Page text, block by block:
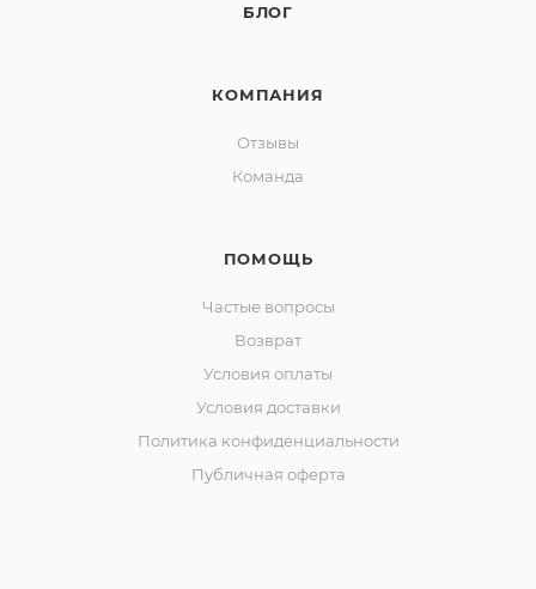
БЛОГ
КОМПАНИЯ
Отзывы
Команда
ПОМОЩЬ
Частые вопросы
Возврат
Условия оплаты
Условия доставки
Политика конфиденциальности
Публичная оферта